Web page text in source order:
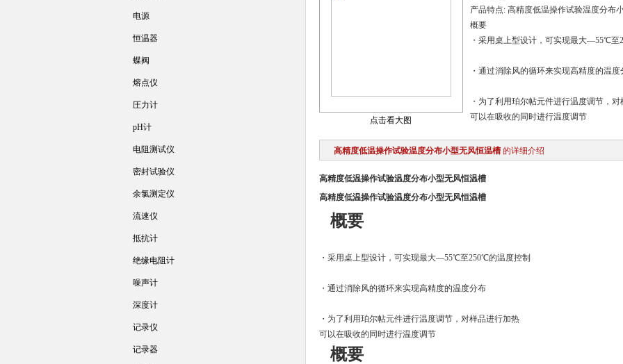
点击看大图
产品特点: 高精度低温操作试验温度分布
概要
・采用桌上型设计，可实现最大—55℃至
・通过消除风的循环来实现高精度的温度
・为了利用珀尔帖元件进行温度调节，
可以在吸收的同时进行温度调节
高精度低温操作试验温度分布小型无风恒温槽 的详细介绍
高精度低温操作试验温度分布小型无风恒温槽
高精度低温操作试验温度分布小型无风恒温槽
概要
・采用桌上型设计，可实现最大—55℃至250℃的温度控制
・通过消除风的循环来实现高精度的温度分布
・为了利用珀尔帖元件进行温度调节，对样品进行加热
可以在吸收的同时进行温度调节
概要
电源
恒温器
蝶阀
熔点仪
圧力计
pH计
电阻测试仪
密封试验仪
余氯测定仪
流速仪
抵抗计
绝缘电阻计
噪声计
深度计
记录仪
记录器